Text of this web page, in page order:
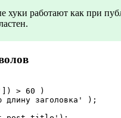
хуки работают как при
> 60 )
длину заголовка' );